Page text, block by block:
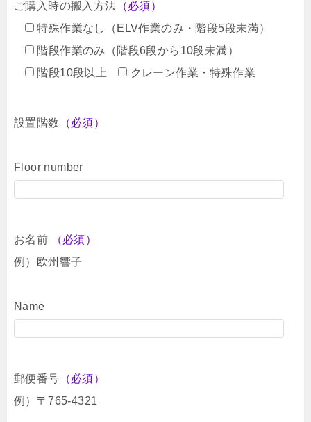
ご購入時の搬入方法 （必須）
特殊作業なし（ELV作業のみ・階段5段未満）
階段作業のみ（階段6段から10段未満）
階段10段以上
クレーン作業・特殊作業
設置階数 （必須）
Floor number
お名前
（必須）
例）欧州響子
Name
郵便番号 （必須）
例）〒765-4321